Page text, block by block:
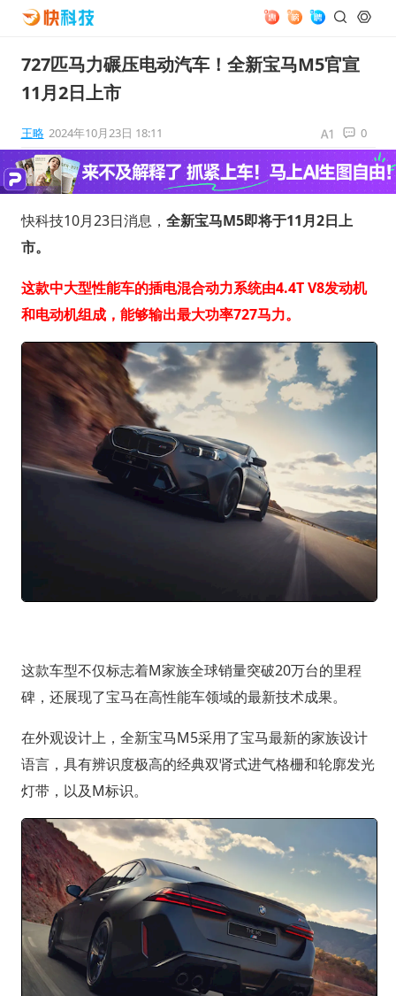
727匹马力碾压电动汽车！全新宝马M5官宣
11月2日上市
王略 2024年10月23日 18:11 0
快科技10月23日消息， 全新宝马M5即将于11月2日上
市。
这款中大型性能车的插电混合动力系统由4.4T V8发动机
和电动机组成，能够输出最大功率727马力。
这款车型不仅标志着M家族全球销量突破20万台的里程
碑，还展现了宝马在高性能车领域的最新技术成果。
在外观设计上，全新宝马M5采用了宝马最新的家族设计
语言，具有辨识度极高的经典双肾式进气格栅和轮廓发光
灯带，以及M标识。